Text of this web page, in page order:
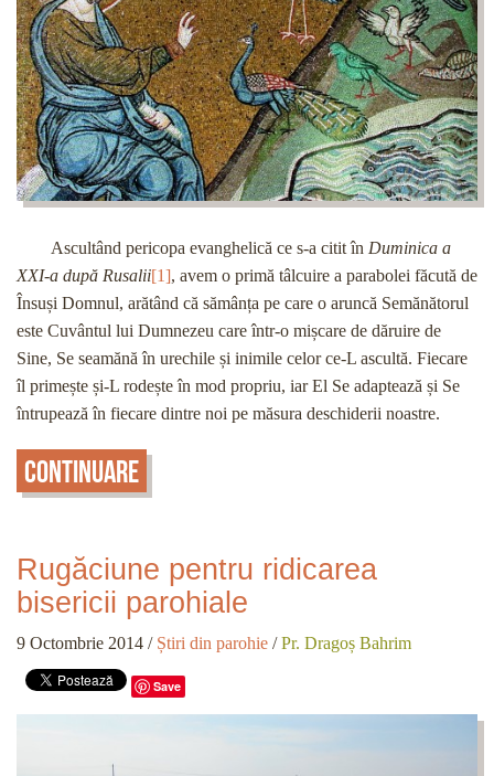
Ascultând pericopa evanghelică ce s-a citit în Duminica a
XXI-a după Rusalii[1], avem o primă tâlcuire a parabolei făcută de
Însuși Domnul, arătând că sămânța pe care o aruncă Semănătorul
este Cuvântul lui Dumnezeu care într-o mișcare de dăruire de
Sine, Se seamănă în urechile și inimile celor ce-L ascultă. Fiecare
îl primește și-L rodește în mod propriu, iar El Se adaptează și Se
întrupează în fiecare dintre noi pe măsura deschiderii noastre.
Continuare
Rugăciune pentru ridicarea
bisericii parohiale
9 Octombrie 2014 / Știri din parohie /Pr. Dragoș Bahrim
Save